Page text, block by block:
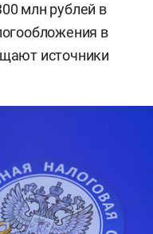
млн рублей в
в
источники